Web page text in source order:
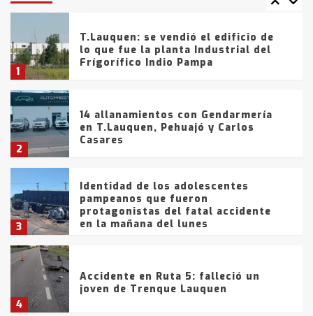
1
T.Lauquen: se vendió el edificio de
lo que fue la planta Industrial del
Frígorífico Indio Pampa
2
14 allanamientos con Gendarmería
en T.Lauquen, Pehuajó y Carlos
Casares
3
Identidad de los adolescentes
pampeanos que fueron
protagonistas del fatal accidente
en la mañana del lunes
4
Accidente en Ruta 5: falleció un
joven de Trenque Lauquen